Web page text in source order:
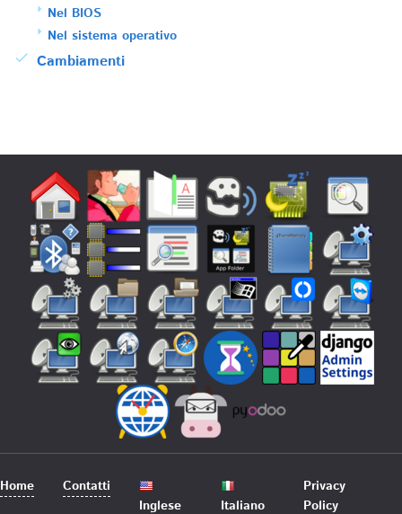
Nel BIOS
Nel sistema operativo
Cambiamenti
Home
Contatti
Inglese
Italiano
Privacy
Policy